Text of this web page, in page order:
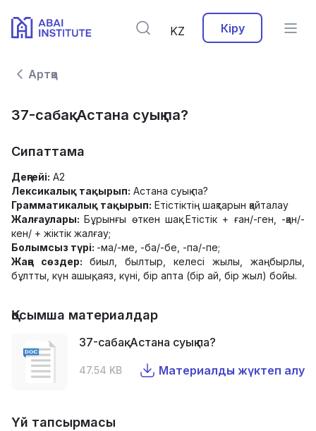
KZ Кіру
Артқа
37-сабақ. Астана суық па?
Сипаттама
Деңгейі: А2
Лексикалық тақырып: Астана суық па?
Грамматикалық тақырып: Етістіктің шақтарын қайталау
Жалғаулары:Бұрынғы өткен шақ: Етістік + ған/-ген, -қан/-
кен/ + жіктік жалғау;
Болымсыз түрі: -ма/-ме, -ба/-бе, -па/-пе;
Жаңа сөздер: биыл, былтыр, келесі жылы, жаңбырлы,
бұлтты, күн ашық, аяз, күні, бір апта (бір ай, бір жыл) бойы.
Қосымша материалдар
37-сабақ. Астана суық па?
47.54 KB Материалды жүктеп алу
Үй тапсырмасы